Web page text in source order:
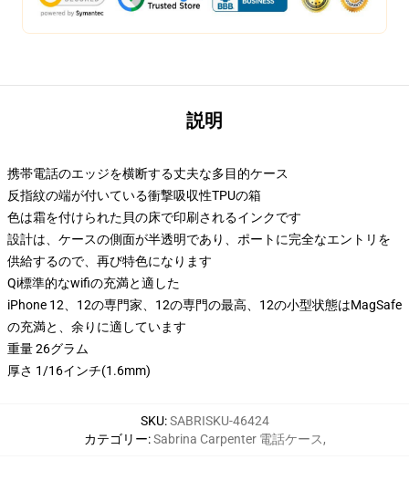
説明
携帯電話のエッジを横断する丈夫な多目的ケース
反指紋の端が付いている衝撃吸収性TPUの箱
色は霜を付けられた貝の床で印刷されるインクです
設計は、ケースの側面が半透明であり、ポートに完全なエントリを
供給するので、再び特色になります
Qi標準的なwifiの充満と適した
iPhone 12、12の専門家、12の専門の最高、12の小型状態はMagSafe
の充満と、余りに適しています
重量 26グラム
厚さ 1/16インチ(1.6mm)
SKU:SABRISKU-46424
カテゴリー:Sabrina Carpenter 電話ケース,